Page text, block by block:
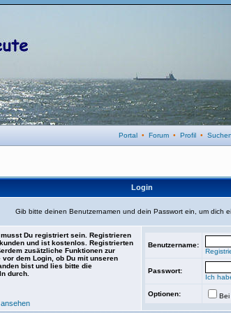
Portal • Forum • Profil • Suchen
Login
Gib bitte deinen Benutzernamen und dein Passwort ein, um dich
Du registriert sein. Registrieren
und ist kostenlos. Registrierten
zusätzliche Funktionen zur
vor dem Login, ob Du mit unseren
bist und lies bitte die
durch.
Benutzername:
Passwort:
Ich
Optionen: Bei